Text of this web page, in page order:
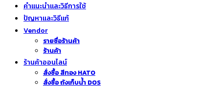
คำแนะนำและวิธีการใช้
ปัญหาและวิธีแก้
Vendor
รายชื่อร้านค้า
ร้านค้า
ร้านค้าออนไลน์
สั่งซื้อ สีทอง HATO
สั่งซื้อ ถังเก็บน้ำ DOS